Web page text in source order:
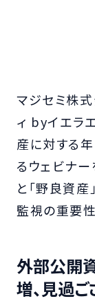
マジセミ株
ィ byイエラ
産に対する
るウェビナ
と「野良資産
監視の重要
外部公開
増、見過ご